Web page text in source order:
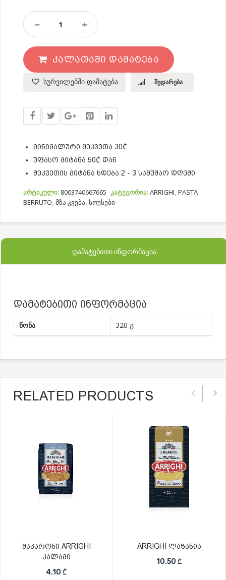
Სოუსი
Bolognese
Quantity
ᲙᲐᲚᲐᲗᲐᲨᲘ ᲓᲐᲛᲐᲢᲔᲑᲐ
სურვილებში დამატება შედარება
მინიმალური შეკვეთა 30₾
უფასო მიტანა 50₾ დან
შეკვეთის მიტანა ხდება 2 - 3 სამუშაო დღეში
არტიკული: 8003740667665 კატეგორია:ARRIGHI, PASTA
BERRUTO, მზა კვება, სოუსები
ᲓᲐᲛᲐᲢᲔᲑᲘᲗᲘ ᲘᲜᲤᲝᲠᲛᲐᲪᲘᲐ
დამატებითი ინფორმაცია
წონა 320 გ
RELATED PRODUCTS
მაკარონი ARRIGHI
კალამი
4.10 ₾
ARRIGHI ლაზანია
10.50 ₾